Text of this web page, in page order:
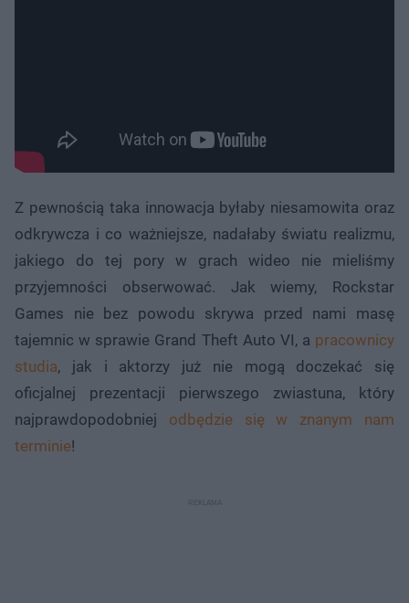
Z pewnością taka innowacja byłaby niesamowita oraz
odkrywcza i co ważniejsze, nadałaby światu realizmu,
jakiego do tej pory w grach wideo nie mieliśmy
przyjemności obserwować. Jak wiemy, Rockstar
Games nie bez powodu skrywa przed nami masę
tajemnic w sprawie Grand Theft Auto VI, a pracownicy
studia, jak i aktorzy już nie mogą doczekać się
oficjalnej prezentacji pierwszego zwiastuna, który
najprawdopodobniej odbędzie się w znanym nam
terminie!